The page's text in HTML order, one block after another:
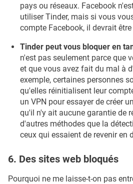
pays ou réseaux. Facebook
utiliser Tinder, mais si vous
compte Facebook, il devrait
Tinder peut vous bloquer en
n'est pas seulement parce que
et que vous avez fait du mal à
exemple, certaines personnes
qu'elles réinitialisent leur
un VPN pour essayer de créer
qu'il n'y ait aucune garantie de
d'autres méthodes que la
ceux qui essaient de revenir en
6. Des sites web bloqués
Pourquoi ne me laisse-t-on pas